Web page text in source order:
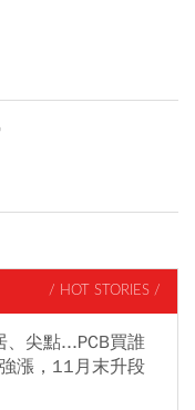
/ HOT STORIES /
、尖點...PCB買誰
漲，11月末升段